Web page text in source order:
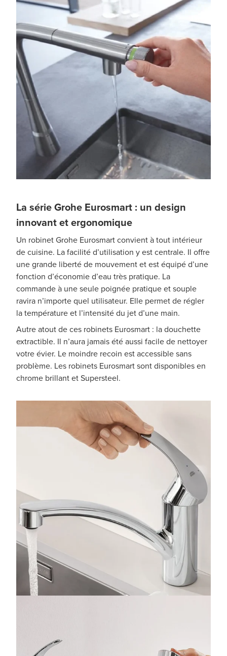
La série Grohe Eurosmart : un design
innovant et ergonomique
Un robinet Grohe Eurosmart convient à tout intérieur
de cuisine. La facilité d’utilisation y est centrale. Il offre
une grande liberté de mouvement et est équipé d’une
fonction d’économie d’eau très pratique. La
commande à une seule poignée pratique et souple
ravira n’importe quel utilisateur. Elle permet de régler
la température et l’intensité du jet d’une main.
Autre atout de ces robinets Eurosmart : la douchette
extractible. Il n’aura jamais été aussi facile de nettoyer
votre évier. Le moindre recoin est accessible sans
problème. Les robinets Eurosmart sont disponibles en
chrome brillant et Supersteel.